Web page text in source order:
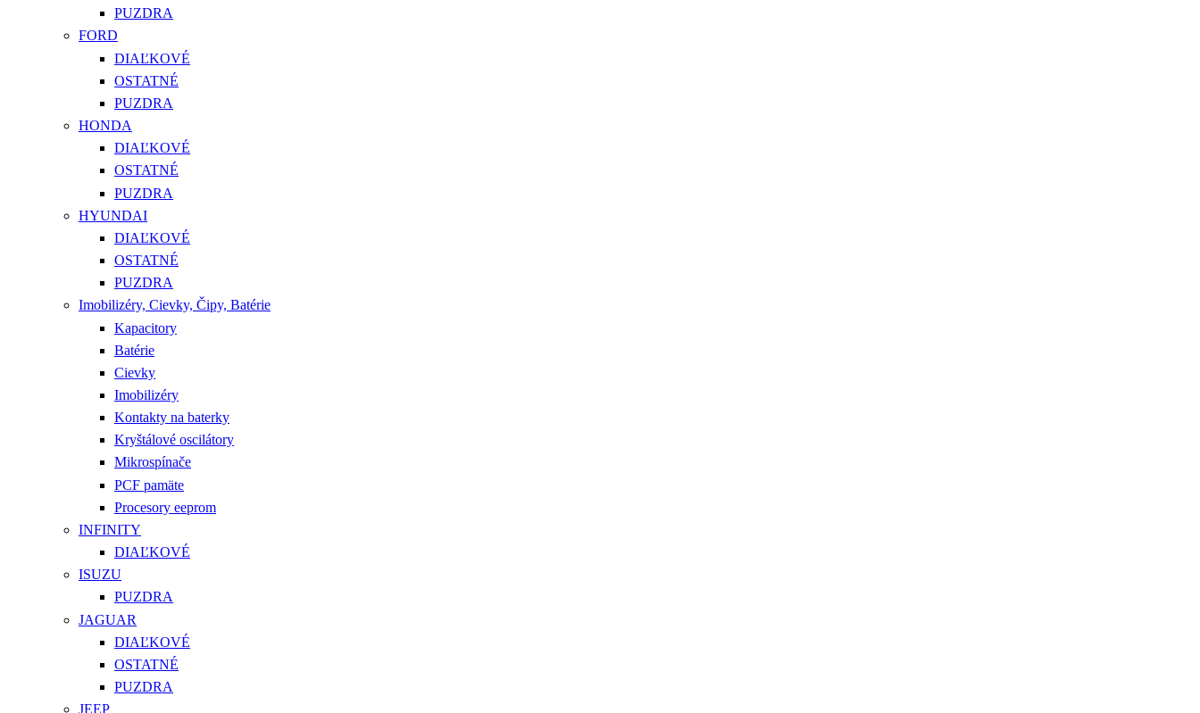
PUZDRA
FORD
DIAĽKOVÉ
OSTATNÉ
PUZDRA
HONDA
DIAĽKOVÉ
OSTATNÉ
PUZDRA
HYUNDAI
DIAĽKOVÉ
OSTATNÉ
PUZDRA
Imobilizéry, Cievky, Čipy, Batérie
Kapacitory
Batérie
Cievky
Imobilizéry
Kontakty na baterky
Kryštálové oscilátory
Mikrospínače
PCF pamäte
Procesory eeprom
INFINITY
DIAĽKOVÉ
ISUZU
PUZDRA
JAGUAR
DIAĽKOVÉ
OSTATNÉ
PUZDRA
JEEP